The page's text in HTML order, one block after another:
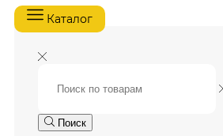
Каталог
Поиск